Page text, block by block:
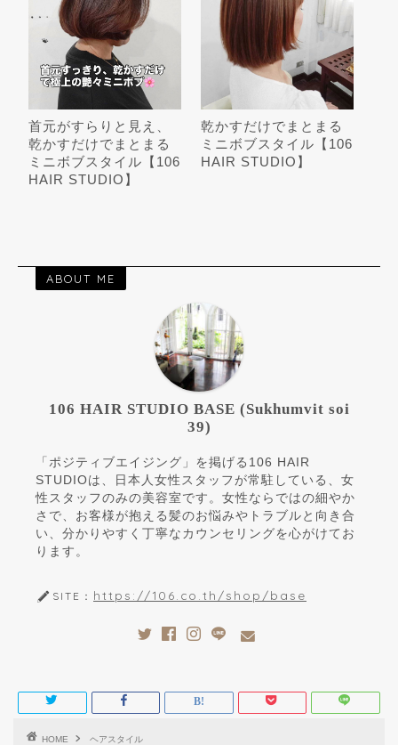
首元がすらりと見え、
乾かすだけでまとまる
ミニボブスタイル【106
HAIR STUDIO】
乾かすだけでまとまる
ミニボブスタイル【106
HAIR STUDIO】
ABOUT ME
106 HAIR STUDIO BASE (Sukhumvit soi
39)
「ポジティブエイジング」を掲げる106 HAIR
STUDIOは、日本人女性スタッフが常駐している、女
性スタッフのみの美容室です。女性ならではの細やか
さで、お客様が抱える髪のお悩みやトラブルと向き合
い、分かりやすく丁寧なカウンセリングを心がけてお
ります。
SITE： https://106.co.th/shop/base
HOME
ヘアスタイル